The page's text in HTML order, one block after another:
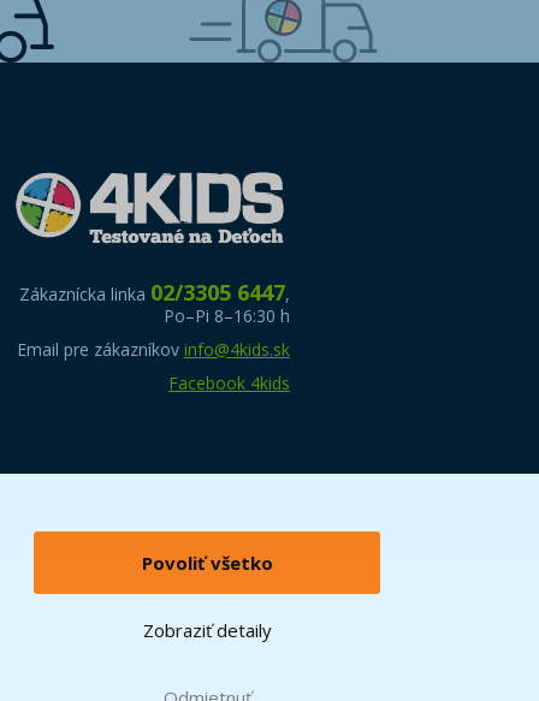
Povoliť všetko
Zobraziť detaily
Zákaznícka linka 02/3305 6447,
Po–Pi 8–16:30 h
Email pre zákazníkov info@4kids.sk
Facebook 4kids